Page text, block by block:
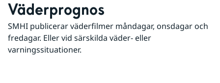
Väderprognos
SMHI publicerar väderfilmer måndagar, onsdagar och
fredagar. Eller vid särskilda väder- eller
varningssituationer.